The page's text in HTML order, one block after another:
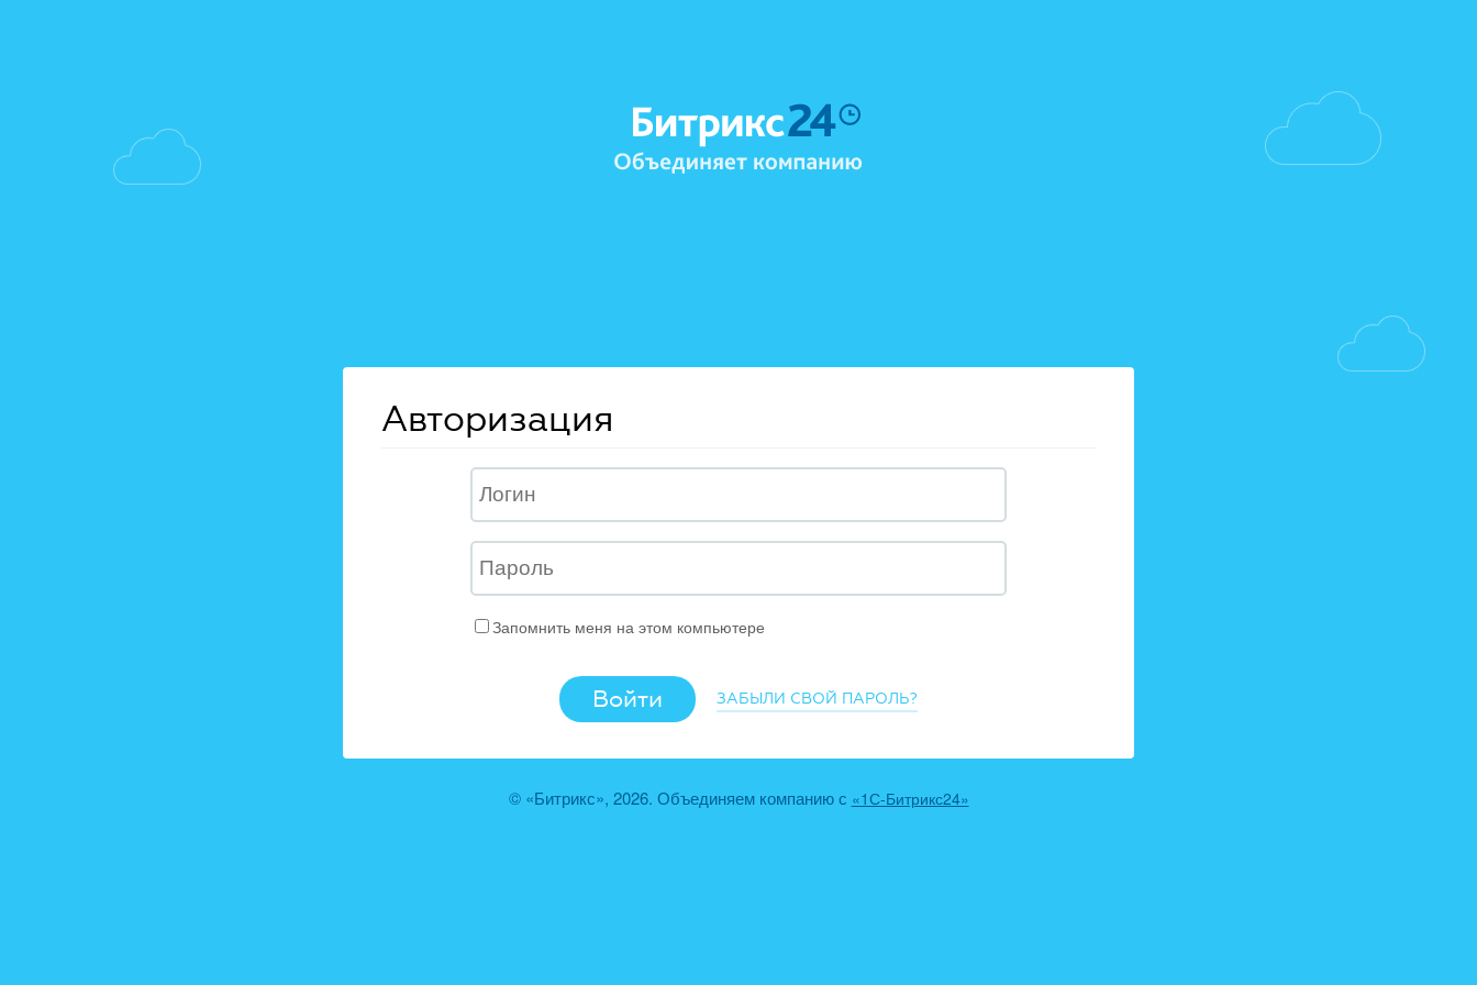
Авторизация
Запомнить меня на этом компьютере
ЗАБЫЛИ СВОЙ ПАРОЛЬ?
© «Битрикс», 2026. Объединяем компанию с «1С-Битрикс24»